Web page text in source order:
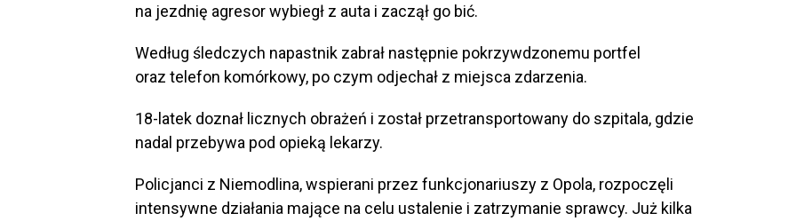
na jezdnię agresor wybiegł z auta i zaczął go bić.
Według śledczych napastnik zabrał następnie pokrzywdzonemu portfel
oraz telefon komórkowy, po czym odjechał z miejsca zdarzenia.
18-latek doznał licznych obrażeń i został przetransportowany do szpitala, gdzie
nadal przebywa pod opieką lekarzy.
Policjanci z Niemodlina, wspierani przez funkcjonariuszy z Opola, rozpoczęli
intensywne działania mające na celu ustalenie i zatrzymanie sprawcy. Już kilka